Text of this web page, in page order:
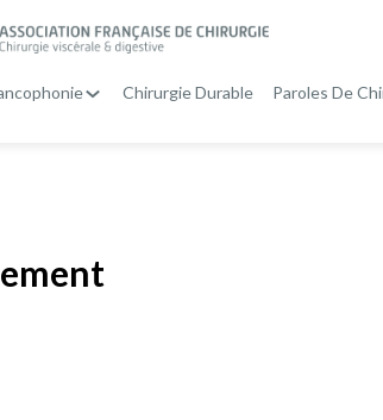
Chirurgie Durable Paroles De